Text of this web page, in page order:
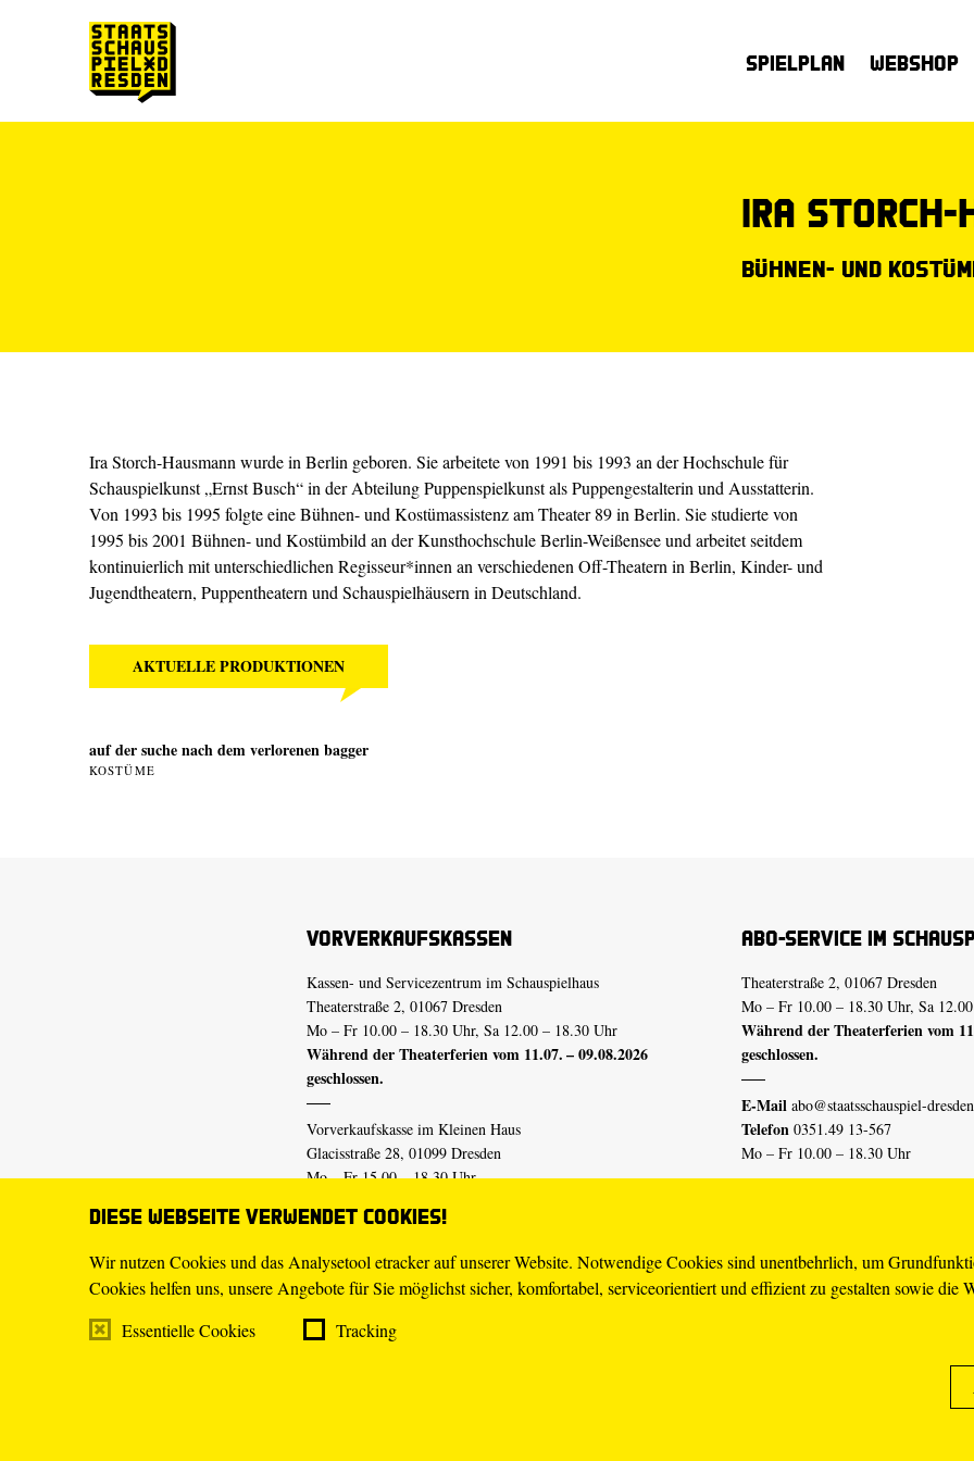
Diese Webseite verwendet Cookies!
Wir nutzen Cookies und das Analysetool etracker auf unserer Website. Notwendige Cookies sind unentbehrlich, um
Cookies helfen uns, unsere Angebote für Sie möglichst sicher, komfortabel, serviceorientiert und effizient zu gestalten sowie die
Essentielle Cookies
Tracking
Spielplan Webshop
Ira Storch-
Bühnen- und
Ira Storch-Hausmann wurde in Berlin geboren. Sie arbeitete von 1991 bis 1993 an der Hochschule für
Schauspielkunst „Ernst Busch“ in der Abteilung Puppenspielkunst als Puppengestalterin und Ausstatterin.
Von 1993 bis 1995 folgte eine Bühnen- und Kostümassistenz am Theater 89 in Berlin. Sie studierte von
1995 bis 2001 Bühnen- und Kostümbild an der Kunsthochschule Berlin-Weißensee und arbeitet seitdem
kontinuierlich mit unterschiedlichen Regisseur*innen an verschiedenen Off-Theatern in Berlin, Kinder- und
Jugendtheatern, Puppentheatern und Schauspielhäusern in Deutschland.
AKTUELLE PRODUKTIONEN
auf der suche nach dem verlorenen bagger
KOSTÜME
Vorverkaufskassen
Kassen- und Servicezentrum im Schauspielhaus
Theaterstraße 2, 01067 Dresden
Mo – Fr 10.00 – 18.30 Uhr, Sa 12.00 – 18.30 Uhr
Während der Theaterferien vom 11.07. – 09.08.2026
geschlossen.
Vorverkaufskasse im Kleinen Haus
Glacisstraße 28, 01099 Dresden
Mo – Fr 15.00 – 18.30 Uhr
geschlossen.
E-Mail tickets@staatsschauspiel-dresden.de
Telefon 0351.49 13-555
Mo – Fr 10.00 – 18.30 Uhr
Abo-Service im
Theaterstraße 2, 01067 Dresden
Mo – Fr 10.00 – 18.30 Uhr, Sa
Während der Theaterferien vom
geschlossen.
E-Mail abo@staatsschauspiel-
Telefon 0351.49 13-567
Mo – Fr 10.00 – 18.30 Uhr
Erklärung Barrierefreiheit